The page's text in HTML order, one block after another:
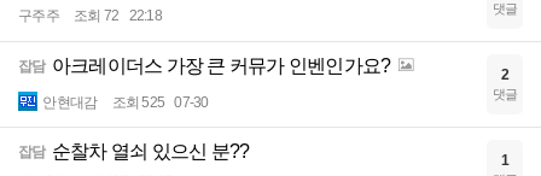
구주주 조회 72 22:18 댓글
잡담 아크레이더스 가장 큰 커뮤가 인벤인가요?
안현대감 조회 525 07-30
2
댓글
잡담 순찰차 열쇠 있으신 분?? 1